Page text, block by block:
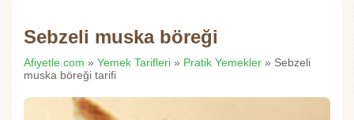
Sebzeli muska böreği
Afiyetle.com » Yemek Tarifleri » Pratik Yemekler » Sebzeli
muska böreği tarifi